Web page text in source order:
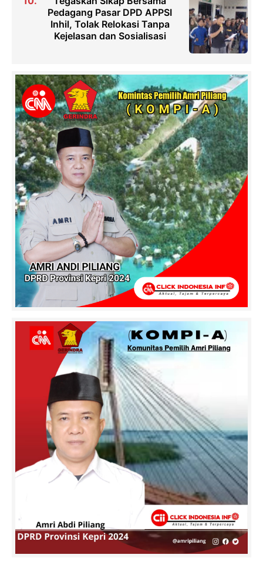
Pedagang Pasar DPD APPSI
Inhil, Tolak Relokasi Tanpa
Kejelasan dan Sosialisasi